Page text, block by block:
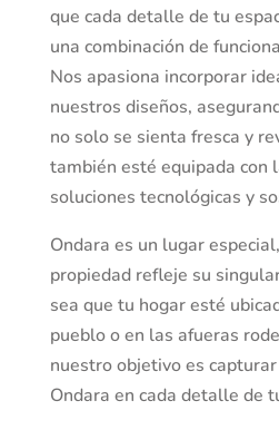
que cada detalle de tu
una combinación de
Nos apasiona incorporar
nuestros diseños,
no solo se sienta fresca y
también esté equipada con
soluciones tecnológicas y
Ondara es un lugar
propiedad refleje su
sea que tu hogar esté
pueblo o en las afueras
nuestro objetivo es
Ondara en cada detalle de